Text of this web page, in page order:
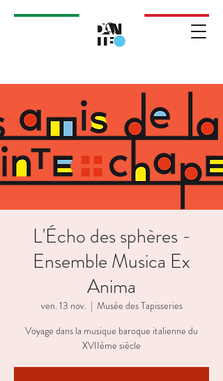
L'Écho des sphères -
Ensemble Musica Ex
Anima
ven. 13 nov.
  |
Musée des Tapisseries
Voyage dans la musique baroque italienne du
XVIIème siècle